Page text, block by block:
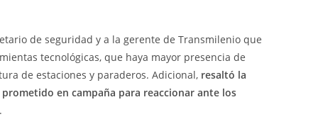
de seguridad y a la gerente de Transmilenio que
tecnológicas, que haya mayor presencia de
de estaciones y paraderos. Adicional, resaltó la
en campaña para reaccionar ante los
.